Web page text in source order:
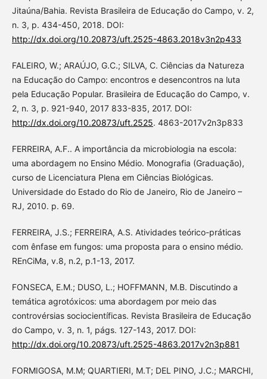
Jitaúna/Bahia. Revista Brasileira de Educação do Campo, v. 2,
n. 3, p. 434-450, 2018. DOI:
http://dx.doi.org/10.20873/uft.2525-4863.2018v3n2p433
FALEIRO, W.; ARAÚJO, G.C.; SILVA, C. Ciências da Natureza
na Educação do Campo: encontros e desencontros na luta
pela Educação Popular. Brasileira de Educação do Campo, v.
2, n. 3, p. 921-940, 2017 833-835, 2017. DOI:
http://dx.doi.org/10.20873/uft.2525. 4863-2017v2n3p833
FERREIRA, A.F.. A importância da microbiologia na escola:
uma abordagem no Ensino Médio. Monografia (Graduação),
curso de Licenciatura Plena em Ciências Biológicas.
Universidade do Estado do Rio de Janeiro, Rio de Janeiro –
RJ, 2010. p. 69.
FERREIRA, J.S.; FERREIRA, A.S. Atividades teórico-práticas
com ênfase em fungos: uma proposta para o ensino médio.
REnCiMa, v.8, n.2, p.1-13, 2017.
FONSECA, E.M.; DUSO, L.; HOFFMANN, M.B. Discutindo a
temática agrotóxicos: uma abordagem por meio das
controvérsias sociocientíficas. Revista Brasileira de Educação
do Campo, v. 3, n. 1, págs. 127-143, 2017. DOI:
http://dx.doi.org/10.20873/uft.2525-4863.2017v2n3p881
FORMIGOSA, M.M; QUARTIERI, M.T; DEL PINO, J.C.; MARCHI,